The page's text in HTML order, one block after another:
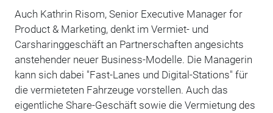
Auch Kathrin Risom, Senior Executive Manager for
Product & Marketing, denkt im Vermiet- und
Carsharinggeschäft an Partnerschaften angesichts
anstehender neuer Business-Modelle. Die Managerin
kann sich dabei "Fast-Lanes und Digital-Stations" für
die vermieteten Fahrzeuge vorstellen. Auch das
eigentliche Share-Geschäft sowie die Vermietung des